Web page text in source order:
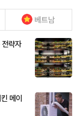
베트남
략자
메이